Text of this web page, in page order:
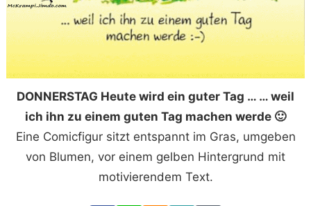
DONNERSTAG Heute wird ein guter Tag … … weil
ich ihn zu einem guten Tag machen werde 🙂
Eine Comicfigur sitzt entspannt im Gras, umgeben
von Blumen, vor einem gelben Hintergrund mit
motivierendem Text.